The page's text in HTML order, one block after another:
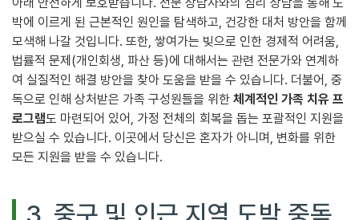
박에 이르게 된 근본적인 원인을 탐색하고, 건강한 대처 방안을 함께
모색해 나갈 것입니다. 또한, 쌓여가는 빚으로 인한 경제적 어려움,
법률적 문제(개인회생, 파산 등)에 대해서는 관련 전문가와 연계하
여 실질적인 해결 방안을 찾아 도움을 받을 수 있습니다. 더불어, 중
독으로 인해 상처받은 가족 구성원들을 위한 체계적인 가족 치유 프
로그램도 마련되어 있어, 가정 전체의 회복을 돕는 포괄적인 지원을
받으실 수 있습니다. 이곳에서 당신은 혼자가 아니며, 변화를 위한
모든 지원을 받을 수 있습니다.